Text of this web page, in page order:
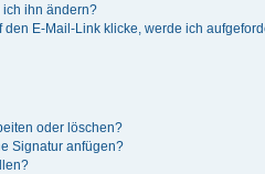
ich ihn ändern?
E-Mail-Link klicke, werde ich
oder löschen?
Signatur anfügen?